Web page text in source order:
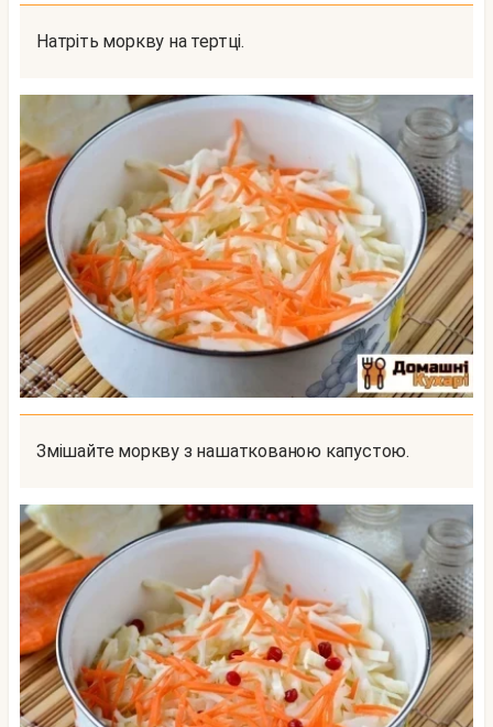
Натріть моркву на тертці.
Змішайте моркву з нашаткованою капустою.